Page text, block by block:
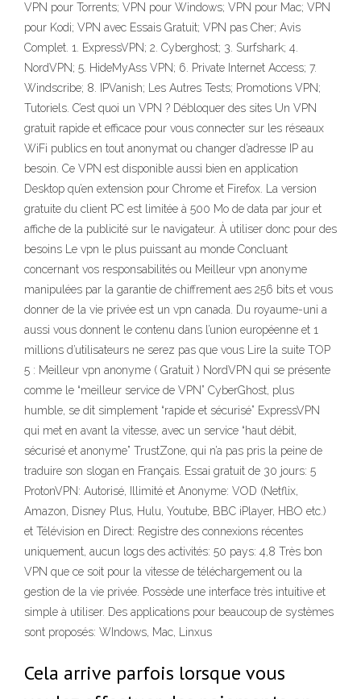
VPN pour Torrents; VPN pour Windows; VPN pour Mac; VPN
pour Kodi; VPN avec Essais Gratuit; VPN pas Cher; Avis
Complet. 1. ExpressVPN; 2. Cyberghost; 3. Surfshark; 4.
NordVPN; 5. HideMyAss VPN; 6. Private Internet Access; 7.
Windscribe; 8. IPVanish; Les Autres Tests; Promotions VPN;
Tutoriels. C’est quoi un VPN ? Débloquer des sites Un VPN
gratuit rapide et efficace pour vous connecter sur les réseaux
WiFi publics en tout anonymat ou changer d’adresse IP au
besoin. Ce VPN est disponible aussi bien en application
Desktop qu’en extension pour Chrome et Firefox. La version
gratuite du client PC est limitée à 500 Mo de data par jour et
affiche de la publicité sur le navigateur. À utiliser donc pour des
besoins Le vpn le plus puissant au monde Concluant
concernant vos responsabilités ou Meilleur vpn anonyme
manipulées par la garantie de chiffrement aes 256 bits et vous
donner de la vie privée est un vpn canada. Du royaume-uni a
aussi vous donnent le contenu dans l’union européenne et 1
millions d’utilisateurs ne serez pas que vous Lire la suite TOP
5 : Meilleur vpn anonyme ( Gratuit ) NordVPN qui se présente
comme le “meilleur service de VPN” CyberGhost, plus
humble, se dit simplement “rapide et sécurisé” ExpressVPN
qui met en avant la vitesse, avec un service “haut débit,
sécurisé et anonyme” TrustZone, qui n’a pas pris la peine de
traduire son slogan en Français. Essai gratuit de 30 jours: 5
ProtonVPN: Autorisé, Illimité et Anonyme: VOD (Netflix,
Amazon, Disney Plus, Hulu, Youtube, BBC iPlayer, HBO etc.)
et Télévision en Direct: Registre des connexions récentes
uniquement, aucun logs des activités: 50 pays: 4,8 Très bon
VPN que ce soit pour la vitesse de téléchargement ou la
gestion de la vie privée. Possède une interface très intuitive et
simple à utiliser. Des applications pour beaucoup de systèmes
sont proposés: WIndows, Mac, Linxus
Cela arrive parfois lorsque vous